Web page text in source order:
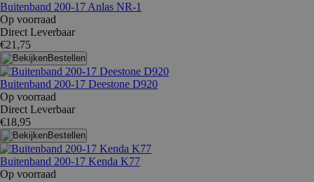
Buitenband 200-17 Anlas NR-1
Op voorraad
Direct Leverbaar
€21,75
Bestellen
Buitenband 200-17 Deestone D920
Op voorraad
Direct Leverbaar
€18,95
Bestellen
Buitenband 200-17 Kenda K77
Op voorraad